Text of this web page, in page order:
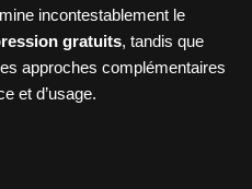
incontestablement le
gratuits, tandis que
approches complémentaires
et d’usage.